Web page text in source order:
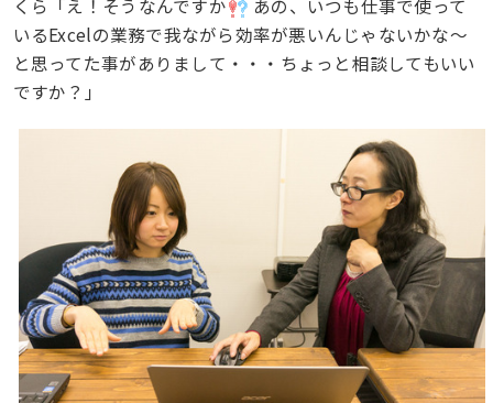
くら「え！そうなんですか
あの、いつも仕事で使って
いるExcelの業務で我ながら効率が悪いんじゃないかな〜
と思ってた事がありまして・・・ちょっと相談してもいい
ですか？」